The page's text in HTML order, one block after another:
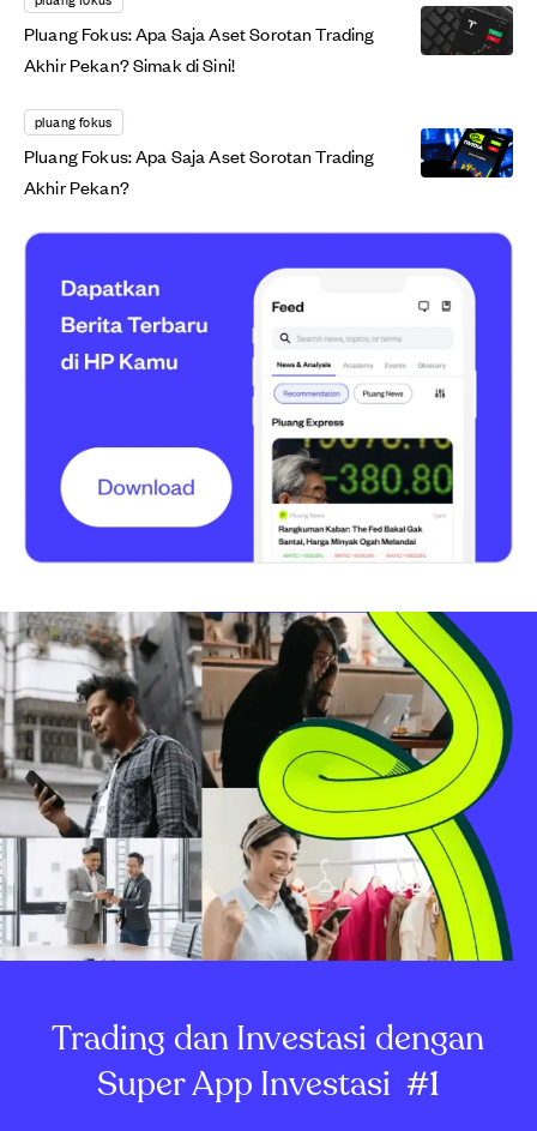
Pluang Fokus: Apa Saja Aset Sorotan Trading
Akhir Pekan? Simak di Sini!
pluang fokus
Pluang Fokus: Apa Saja Aset Sorotan Trading
Akhir Pekan?
Trading dan Investasi dengan
Super App Investasi #1